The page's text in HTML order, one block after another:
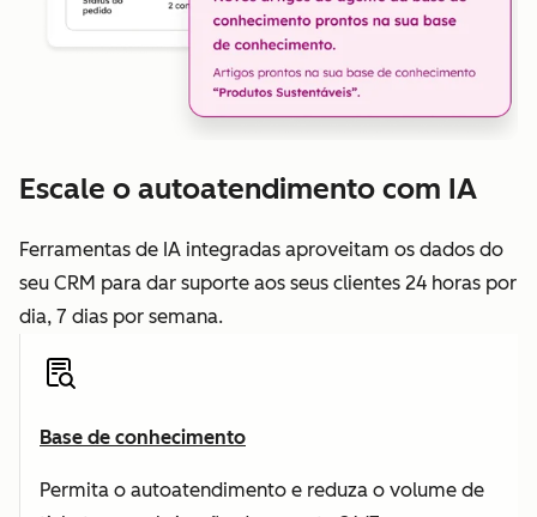
Escale o autoatendimento com IA
Ferramentas de IA integradas aproveitam os dados do
seu CRM para dar suporte aos seus clientes 24 horas por
dia, 7 dias por semana.
Base de conhecimento
Permita o autoatendimento e reduza o volume de